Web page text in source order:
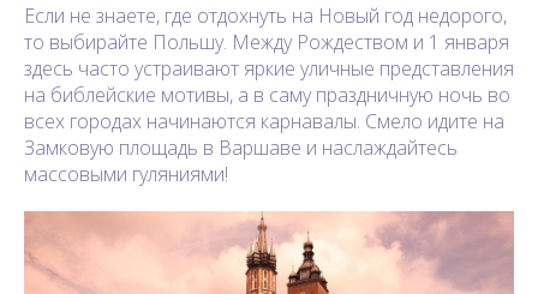
Если не знаете, где отдохнуть на Новый год недорого,
то выбирайте Польшу. Между Рождеством и 1 января
здесь часто устраивают яркие уличные представления
на библейские мотивы, а в саму праздничную ночь во
всех городах начинаются карнавалы. Смело идите на
Замковую площадь в Варшаве и наслаждайтесь
массовыми гуляниями!